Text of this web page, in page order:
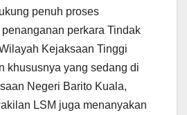
penuh proses
perkara Tindak
Kejaksaan Tinggi
khususnya yang sedang di
Negeri Barito Kuala,
LSM juga menanyakan